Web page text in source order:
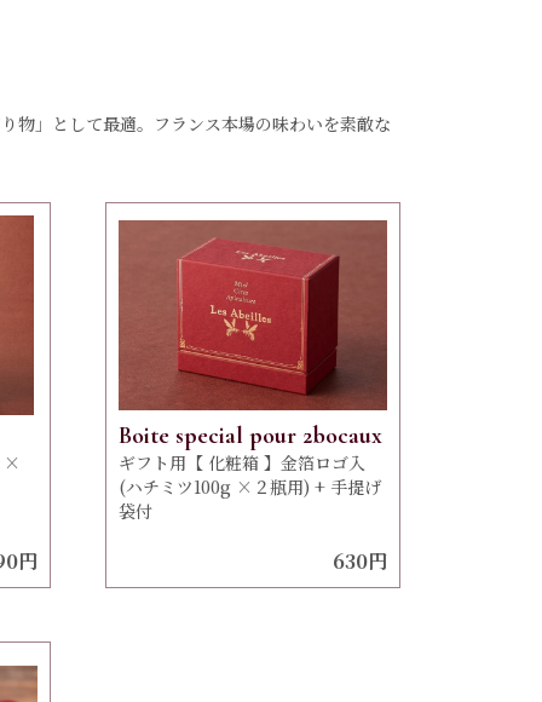
物」として最適。フランス本場の味わいを素敵な
×
円
Boite special pour 2bocaux
ギフト用【 化粧箱 】金箔ロゴ入
(ハチミツ100g ×２瓶用) + 手提げ
袋付
630円